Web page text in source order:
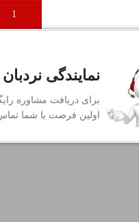
افزودن
نمایندگی نردبان
برای دریافت مشاوره
اولین فرصت با شما